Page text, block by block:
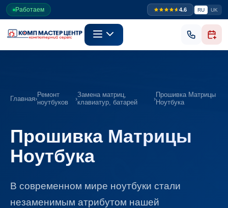
Работаем 4.6 RU UK
Главная›Ремонт
ноутбуков
›Замена матриц,
клавиатур, батарей
›Прошивка Матрицы
Ноутбука
Прошивка Матрицы
Ноутбука
В современном мире ноутбуки стали
незаменимым атрибутом нашей